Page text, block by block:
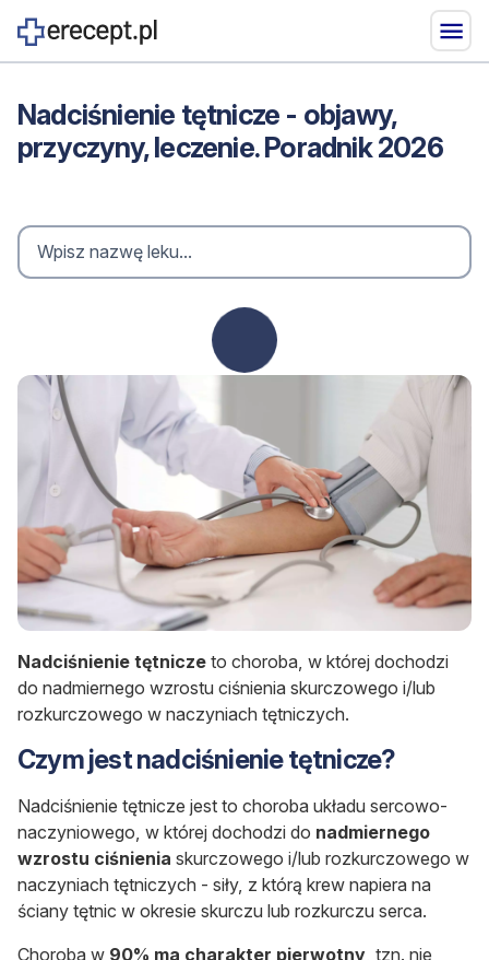
Nadciśnienie tętnicze - objawy,
przyczyny, leczenie. Poradnik 2026
Loading...
Nadciśnienie tętnicze to choroba, w której dochodzi
do nadmiernego wzrostu ciśnienia skurczowego i/lub
rozkurczowego w naczyniach tętniczych.
Czym jest nadciśnienie tętnicze?
Nadciśnienie tętnicze jest to choroba układu sercowo-
naczyniowego, w której dochodzi do nadmiernego
wzrostu ciśnienia skurczowego i/lub rozkurczowego w
naczyniach tętniczych - siły, z którą krew napiera na
ściany tętnic w okresie skurczu lub rozkurczu serca.
Choroba w 90% ma charakter pierwotny , tzn. nie